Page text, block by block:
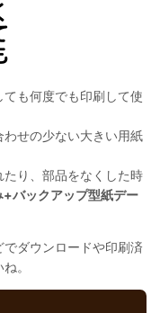
も何度でも印刷して使
せの少ない大きい用紙
り、部品をなくした時
+バックアップ型紙デー
ダウンロードや印刷済
。